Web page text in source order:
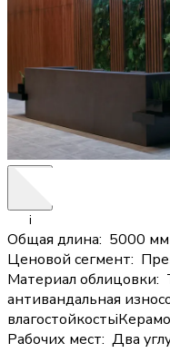
i
Общая длина: 5000 мм
Ценовой сегмент:
Материал облицовки:
антивандальная
влагостойкостьi
Рабочих мест: Два